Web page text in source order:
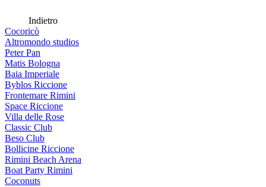
Indietro
Cocoricò
Altromondo studios
Peter Pan
Matis Bologna
Baia Imperiale
Byblos Riccione
Frontemare Rimini
Space Riccione
Villa delle Rose
Classic Club
Beso Club
Bollicine Riccione
Rimini Beach Arena
Boat Party Rimini
Coconuts